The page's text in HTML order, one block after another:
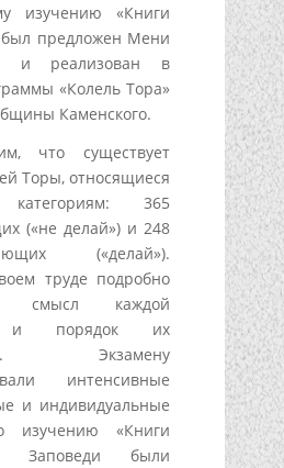
изучению «Книги
был предложен Мени
и реализован в
«Колель Тора»
Каменского.
что существует
Торы, относящиеся
365
(«не делай») и 248
(«делай»).
труде подробно
смысл каждой
и порядок их
Экзамену
интенсивные
и индивидуальные
изучению «Книги
Заповеди были